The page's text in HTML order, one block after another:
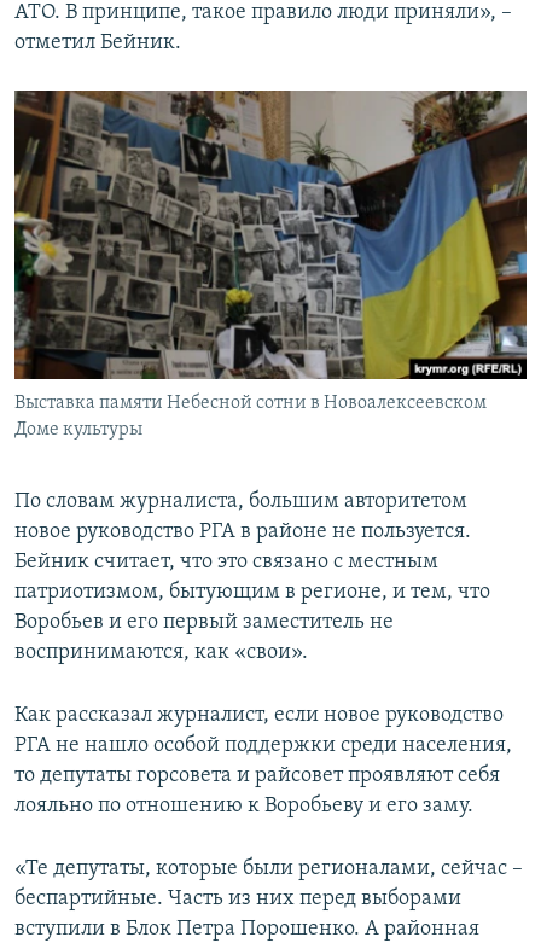
АТО. В принципе, такое правило люди приняли», –
отметил Бейник.
Выставка памяти Небесной сотни в Новоалексеевском
Доме культуры
По словам журналиста, большим авторитетом
новое руководство РГА в районе не пользуется.
Бейник считает, что это связано с местным
патриотизмом, бытующим в регионе, и тем, что
Воробьев и его первый заместитель не
воспринимаются, как «свои».
Как рассказал журналист, если новое руководство
РГА не нашло особой поддержки среди населения,
то депутаты горсовета и райсовет проявляют себя
лояльно по отношению к Воробьеву и его заму.
«Те депутаты, которые были регионалами, сейчас –
беспартийные. Часть из них перед выборами
вступили в Блок Петра Порошенко. А районная